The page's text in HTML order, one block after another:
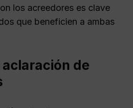
los acreedores es clave
que beneficien a ambas
de